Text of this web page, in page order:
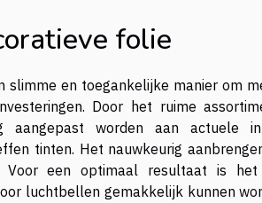
folie
slimme en toegankelijke manier om
Door het ruime
aangepast worden aan actuele
tinten. Het nauwkeurig
Voor een optimaal resultaat is
luchtbellen gemakkelijk kunnen